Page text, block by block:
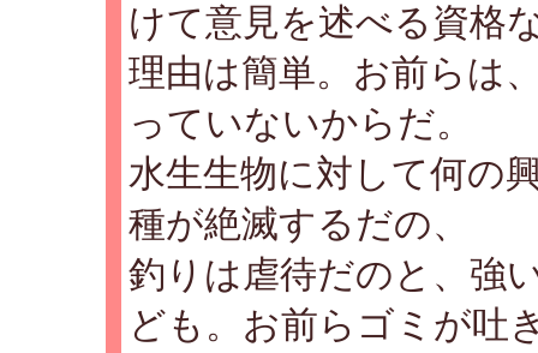
けて意見を述べる資格
理由は簡単。お前らは
っていないからだ。
水生生物に対して何の
種が絶滅するだの、
釣りは虐待だのと、強
ども。お前らゴミが吐